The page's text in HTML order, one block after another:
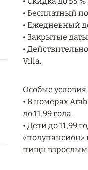
• Бесплатный
• Ежедневный
• Закрытые
•
Villa.
Особые условия:
• В номерах
до 11,99 года.
• Дети до 11,99
«полупансион»
пищи